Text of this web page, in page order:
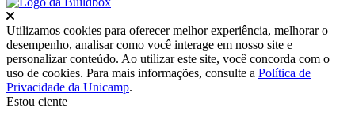
Fechar
Utilizamos cookies para oferecer melhor experiência, melhorar o
desempenho, analisar como você interage em nosso site e
personalizar conteúdo. Ao utilizar este site, você concorda com o
uso de cookies. Para mais informações, consulte a Política de
Privacidade da Unicamp.
Estou ciente